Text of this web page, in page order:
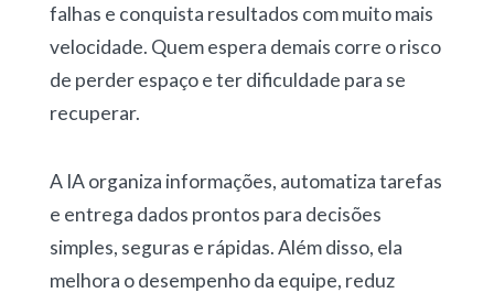
falhas e conquista resultados com muito mais
velocidade. Quem espera demais corre o risco
de perder espaço e ter dificuldade para se
recuperar.
A IA organiza informações, automatiza tarefas
e entrega dados prontos para decisões
simples, seguras e rápidas. Além disso, ela
melhora o desempenho da equipe, reduz